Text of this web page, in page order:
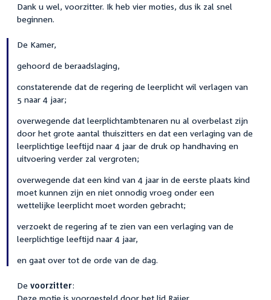
Dank u wel, voorzitter. Ik heb vier moties, dus ik zal snel
beginnen.
De Kamer,
gehoord de beraadslaging,
constaterende dat de regering de leerplicht wil verlagen van
5 naar 4 jaar;
overwegende dat leerplichtambtenaren nu al overbelast zijn
door het grote aantal thuiszitters en dat een verlaging van de
leerplichtige leeftijd naar 4 jaar de druk op handhaving en
uitvoering verder zal vergroten;
overwegende dat een kind van 4 jaar in de eerste plaats kind
moet kunnen zijn en niet onnodig vroeg onder een
wettelijke leerplicht moet worden gebracht;
verzoekt de regering af te zien van een verlaging van de
leerplichtige leeftijd naar 4 jaar,
en gaat over tot de orde van de dag.
De voorzitter:
Deze motie is voorgesteld door het lid Raijer.